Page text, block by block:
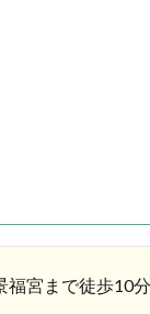
宮まで徒歩10分